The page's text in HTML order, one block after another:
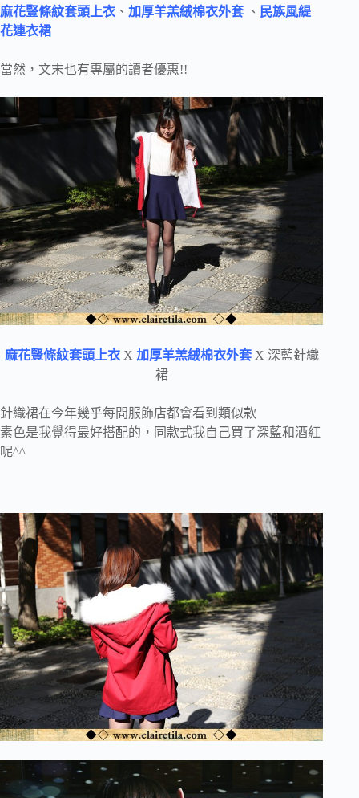
麻花豎條紋套頭上衣 、 加厚羊羔絨棉衣外套 、 民族風緹
花連衣裙
當然，文末也有專屬的讀者優惠!!
麻花豎條紋套頭上衣 X 加厚羊羔絨棉衣外套 X 深藍針織
裙
針織裙在今年幾乎每間服飾店都會看到類似款
素色是我覺得最好搭配的，同款式我自己買了深藍和酒紅
呢^^